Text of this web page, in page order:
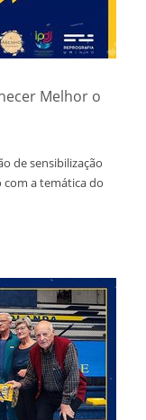
Melhor o
de sensibilização
com a temática do